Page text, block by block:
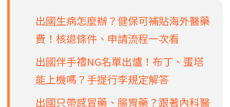
出國生病怎麼辦？健保可補貼海外醫藥
費！核退條件、申請流程一次看
出國伴手禮NG名單出爐！布丁、蛋塔
能上機嗎？手提行李規定解答
出國只帶感冒藥、腸胃藥？跟著內科醫